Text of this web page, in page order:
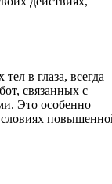
в глаза, всегда
связанных с
Это особенно